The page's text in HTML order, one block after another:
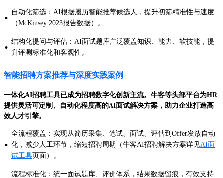
· 自动化筛选：AI根据履历智能推荐候选人，提升初筛精准性与速度
（McKinsey 2023报告数据）。
· 结构化提问与评估：AI面试题库广泛覆盖知识、能力、软技能，提
升评测标准化和客观性。
智能招聘方案推荐与深度实践案例
一体化AI招聘工具已成为招聘数字化创新主流。牛客等头部平台为HR
提供灵活可定制、自动化程度高的AI面试解决方案，助力企业打造高
效人才引擎。
·
全流程覆盖：实现从简历采集、笔试、面试、评估到Offer发放自动
化，减少人工环节，缩短招聘周期（牛客AI招聘解决方案详见AI面
试工具页面）。
流程标准化：统一面试题库、评价体系，结果数据留痕，有效支持